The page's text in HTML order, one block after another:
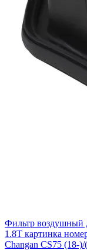
Фильтр воздушный
1.8T картинка
Changan CS75 (18-